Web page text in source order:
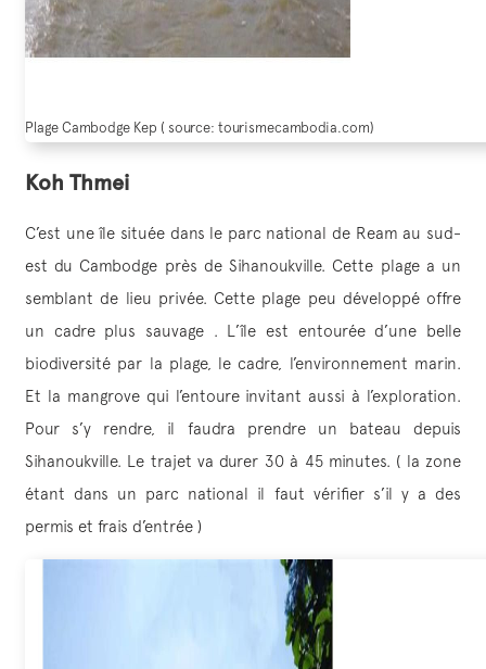
Plage Cambodge Kep ( source: tourismecambodia.com)
Koh Thmei
C’est une île située dans le parc national de Ream au sud-
est du Cambodge près de Sihanoukville. Cette plage a un
semblant de lieu privée. Cette plage peu développé offre
un cadre plus sauvage . L’île est entourée d’une belle
biodiversité par la plage, le cadre, l’environnement marin.
Et la mangrove qui l’entoure invitant aussi à l’exploration.
Pour s’y rendre, il faudra prendre un bateau depuis
Sihanoukville. Le trajet va durer 30 à 45 minutes. ( la zone
étant dans un parc national il faut vérifier s’il y a des
permis et frais d’entrée )